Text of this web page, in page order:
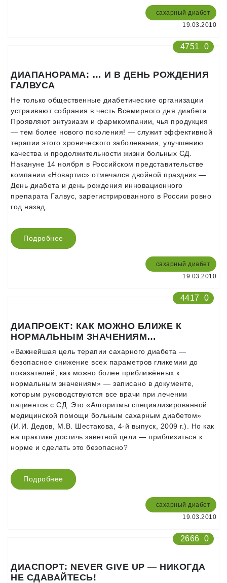
сахарный диабет
19.03.2010
4751 0
ДИАПАНОРАМА: … И В ДЕНЬ РОЖДЕНИЯ
ГАЛВУСА
Не только общественные диабетические организации
устраивают собрания в честь Всемирного дня диабета.
Проявляют энтузиазм и фармкомпании, чья продукция
— тем более нового поколения! — служит эффективной
терапии этого хронического заболевания, улучшению
качества и продолжительности жизни больных СД.
Накануне 14 ноября в Российском представительстве
компании «Новартис» отмечался двойной праздник —
День диабета и день рождения инновационного
препарата Галвус, зарегистрированного в России ровно
год назад.
Подробнее
сахарный диабет
19.03.2010
4417 0
ДИАПРОЕКТ: КАК МОЖНО БЛИЖЕ К
НОРМАЛЬНЫМ ЗНАЧЕНИЯМ…
«Важнейшая цель терапии сахарного диабета —
безопасное снижение всех параметров гликемии до
показателей, как можно более приближённых к
нормальным значениям» — записано в документе,
которым руководствуются все врачи при лечении
пациентов с СД. Это «Алгоритмы специализированной
медицинской помощи больным сахарным диабетом»
(И.И. Дедов, М.В. Шестакова, 4-й выпуск, 2009 г.). Но как
на практике достичь заветной цели — приблизиться к
норме и сделать это безопасно?
Подробнее
сахарный диабет
19.03.2010
2666 0
ДИАСПОРТ: NEVER GIVE UP — НИКОГДА
НЕ СДАВАЙТЕСЬ!